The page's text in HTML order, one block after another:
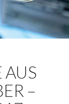
AUS
–